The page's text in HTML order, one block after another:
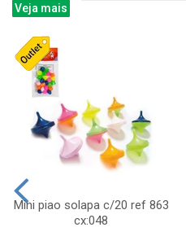
Veja mais
Mini piao solapa c/20 ref 863
cx:048